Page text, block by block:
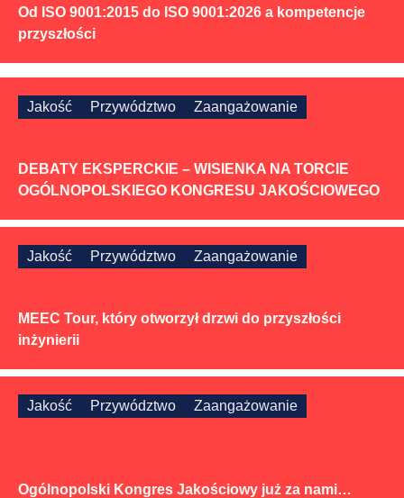
Od ISO 9001:2015 do ISO 9001:2026 a kompetencje
przyszłości
Jakość Przywództwo Zaangażowanie
DEBATY EKSPERCKIE – WISIENKA NA TORCIE
OGÓLNOPOLSKIEGO KONGRESU JAKOŚCIOWEGO
Jakość Przywództwo Zaangażowanie
MEEC Tour, który otworzył drzwi do przyszłości
inżynierii
Jakość Przywództwo Zaangażowanie
Ogólnopolski Kongres Jakościowy już za nami…